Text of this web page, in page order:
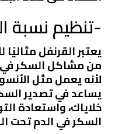
-تنظيم نسبة
يعتبر القرنفل
من مشاكل السكر
لأنه يعمل مثل
يساعد في تصدير
خلاياك، واستعادة
السكر في الدم تحت